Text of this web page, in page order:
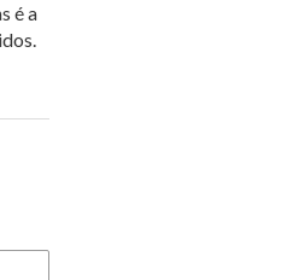
é a